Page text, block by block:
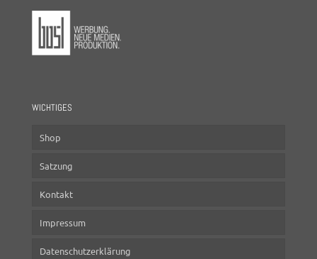
WICHTIGES
Shop
Satzung
Kontakt
Impressum
Datenschutzerklärung